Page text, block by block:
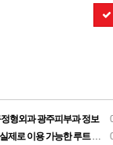
형외과 광주피부과 정보
한 루트 있는지 알고 싶네요